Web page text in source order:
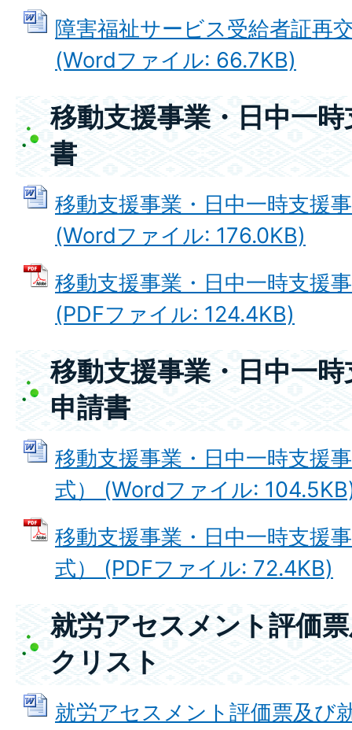
障害福祉サービス受給者証再
(Wordファイル: 66.7KB)
移動支援事業・日中一
書
移動支援事業・日中一時支援
(Wordファイル: 176.0KB)
移動支援事業・日中一時支援
(PDFファイル: 124.4KB)
移動支援事業・日中一
申請書
移動支援事業・日中一時支援
式） (Wordファイル:
移動支援事業・日中一時支援
式） (PDFファイル: 72.4KB)
就労アセスメント評価
クリスト
就労アセスメント評価票及び